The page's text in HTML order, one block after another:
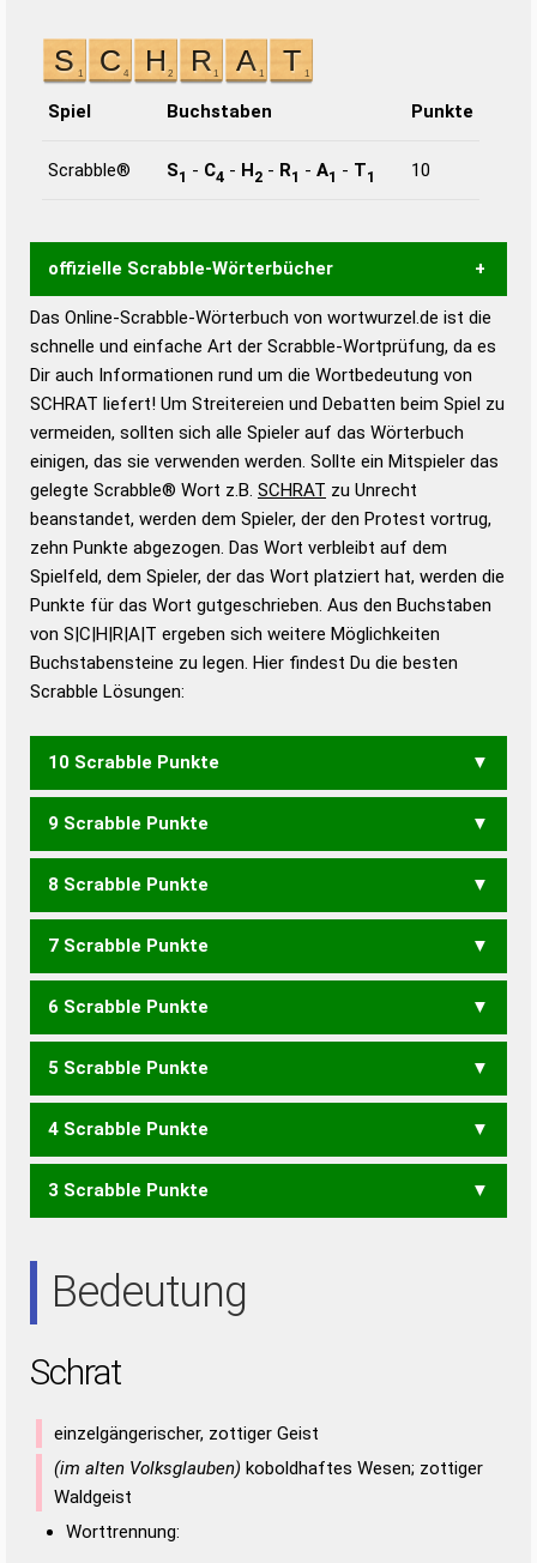
Spiel Buchstaben Punkte
Scrabble® S1 - C4 - H2 - R1 - A1 - T1 10
offizielle Scrabble-Wörterbücher
Wortwurzel liefert mit Hilfe eines semantischen
Wortanalyse-Algorithmus gute Anhaltspunkte zu
Wortbedeutung, Worttrennung und Wortform, um die
Gültigkeit eines Wortes für das Scrabble-Spiel zu
bestimmen!
zugelassene Turnier Scrabble-
Wörterbücher sind:
Duden – Standardwerk in 12 Bänden
Duden – Richtiges und gutes
Deutsch
Duden – Die deutsche Grammatik
Duden – Deutsches
Das Online-Scrabble-Wörterbuch von wortwurzel.de ist die
schnelle und einfache Art der Scrabble-Wortprüfung, da es
Dir auch Informationen rund um die Wortbedeutung von
SCHRAT liefert! Um Streitereien und Debatten beim Spiel zu
vermeiden, sollten sich alle Spieler auf das Wörterbuch
einigen, das sie verwenden werden. Sollte ein Mitspieler das
gelegte Scrabble® Wort z.B. SCHRAT zu Unrecht
beanstandet, werden dem Spieler, der den Protest vortrug,
zehn Punkte abgezogen. Das Wort verbleibt auf dem
Spielfeld, dem Spieler, der das Wort platziert hat, werden die
Punkte für das Wort gutgeschrieben. Aus den Buchstaben
von S|C|H|R|A|T ergeben sich weitere Möglichkeiten
Buchstabensteine zu legen. Hier findest Du die besten
Scrabble Lösungen:
10 Scrabble Punkte
CHARTS CRASHT RATSCH
9 Scrabble Punkte
ARSCH ASCHT CHART
SACHT
SCHAR STACH
8 Scrabble Punkte
ACHS ACHT ASCH CASH
7 Scrabble Punkte
ACH CARS CAST SCAT
6 Scrabble Punkte
ACT CAR HARST TRASH
5 Scrabble Punkte
HART HAST SAHT
4 Scrabble Punkte
AHS HAR HAT RAH SAH
3 Scrabble Punkte
Bedeutung
Schrat
einzelgängerischer, zottiger Geist
(im alten Volksglauben) koboldhaftes Wesen; zottiger
Waldgeist
Worttrennung: